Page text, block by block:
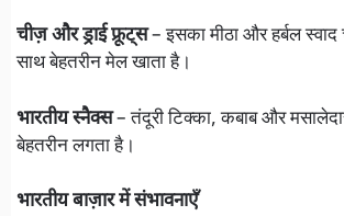
चीज़ और ड्राई फ्रूट्स– इसका मीठा और हर्बल
साथ बेहतरीन मेल खाता है।
भारतीय स्नैक्स– तंदूरी टिक्का, कबाब और
बेहतरीन लगता है।
भारतीय बाज़ार में संभावनाएँ